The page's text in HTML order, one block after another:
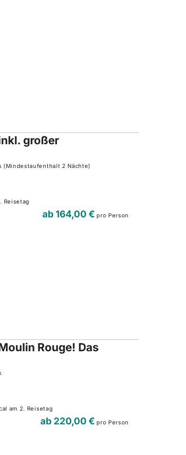
großer
(Mindestaufenthalt 2 Nächte)
Reisetag
ab164,00 € pro Person
Rouge! Das
am 2. Reisetag
ab 220,00 € pro Person